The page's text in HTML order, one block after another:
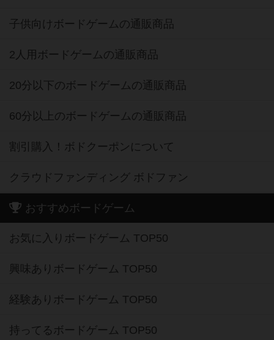
子供向けボードゲームの通販商品
2人用ボードゲームの通販商品
20分以下のボードゲームの通販商品
60分以上のボードゲームの通販商品
割引購入！ボドクーポンについて
クラウドファンディング ボドファン
おすすめボードゲーム
お気に入りボードゲーム TOP50
興味ありボードゲーム TOP50
経験ありボードゲーム TOP50
持ってるボードゲーム TOP50